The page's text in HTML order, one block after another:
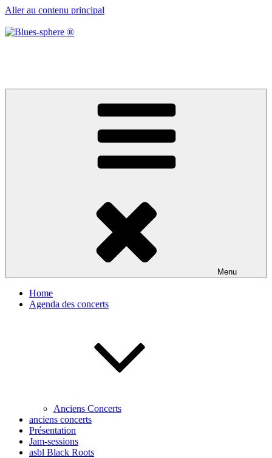
Aller au contenu principal
Menu
Home
Agenda des concerts
Anciens Concerts
anciens concerts
Présentation
Jam-sessions
asbl Black Roots